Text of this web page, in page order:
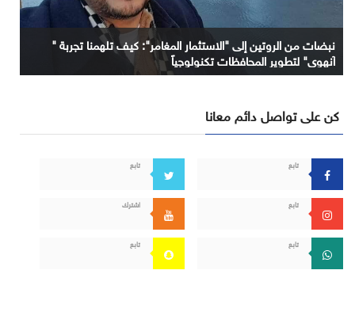
نبضات من الروتين إلى "الاستثمار المغامر": كيف تلهمنا تجربة "
آنهوي" لتطوير المحافظات تكنولوجياً
كن على تواصل دائم معانا
تابع تابع
تابع اشترك
تابع تابع